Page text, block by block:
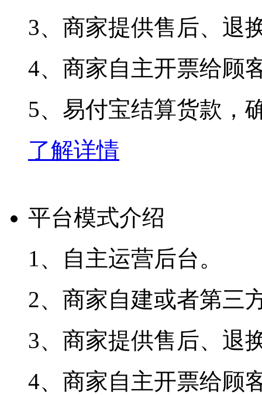
3、商家提供售后、退
4、商家自主开票给顾
5、易付宝结算货款，
了解详情
平台模式介绍
1、自主运营后台。
2、商家自建或者第三
3、商家提供售后、退
4、商家自主开票给顾